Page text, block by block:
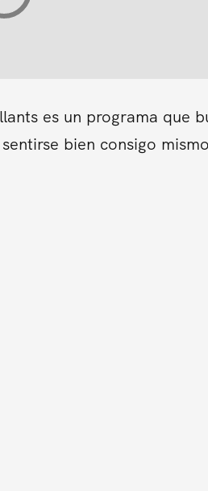
es un programa que
bien consigo